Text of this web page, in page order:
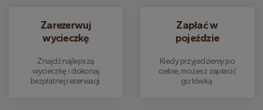
Zarezerwuj
wycieczkę
Znajdź najlepszą
wycieczkę i dokonaj
bezpłatnej rezerwacji.
Zapłać w
pojeździe
Kiedy przyjedziemy po
ciebie, możesz zapłacić
gotówką.